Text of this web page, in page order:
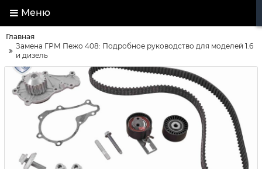
Меню
Главная
Замена ГРМ Пежо 408: Подробное руководство для моделей 1.6
и дизель